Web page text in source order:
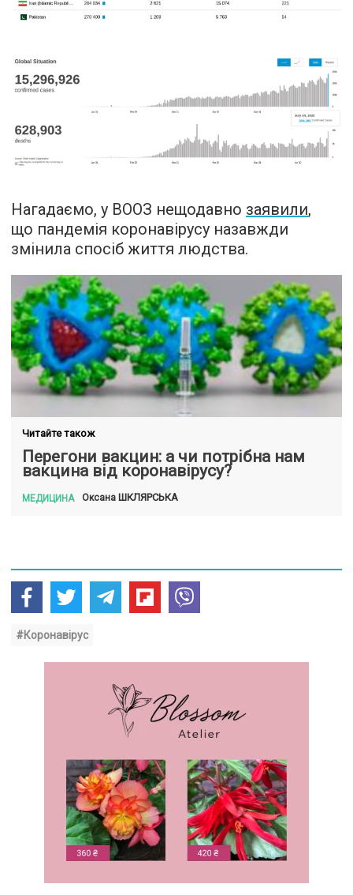
Нагадаємо, у ВООЗ нещодавно заявили,
що пандемія коронавірусу назавжди
змінила спосіб життя людства.
Читайте також
Перегони вакцин: а чи потрібна нам
вакцина від коронавірусу?
МЕДИЦИНА Оксана ШКЛЯРСЬКА
#Коронавірус